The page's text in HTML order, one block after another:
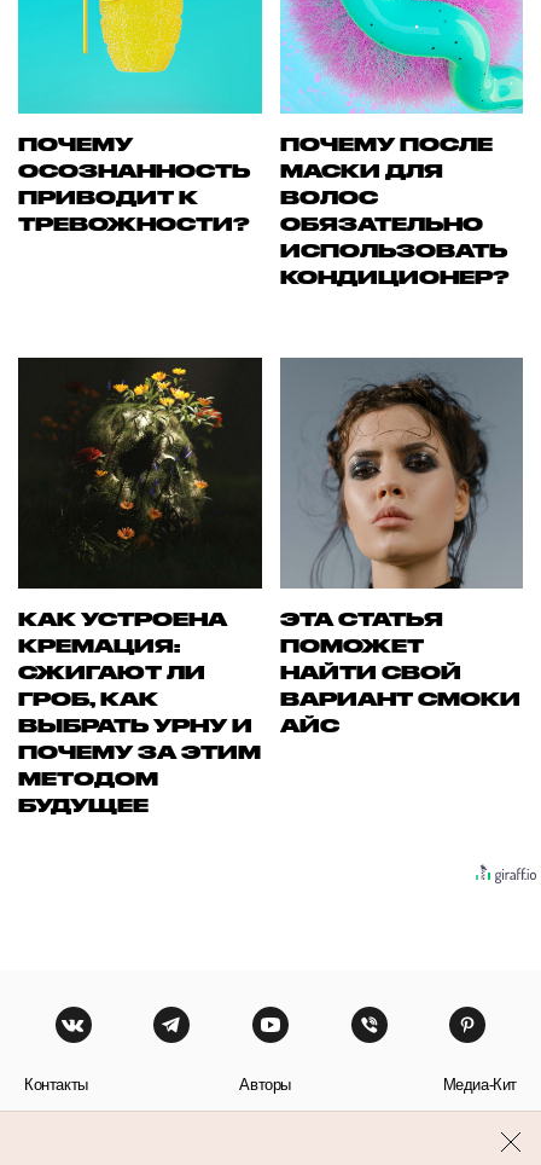
ПОЧЕМУ
ОСОЗНАННОСТЬ
ПРИВОДИТ К
ТРЕВОЖНОСТИ?
ПОЧЕМУ ПОСЛЕ
МАСКИ ДЛЯ
ВОЛОС
ОБЯЗАТЕЛЬНО
ИСПОЛЬЗОВАТЬ
КОНДИЦИОНЕР?
КАК УСТРОЕНА
КРЕМАЦИЯ:
СЖИГАЮТ ЛИ
ГРОБ, КАК
ВЫБРАТЬ УРНУ И
ПОЧЕМУ ЗА ЭТИМ
МЕТОДОМ
БУДУЩЕЕ
ЭТА СТАТЬЯ
ПОМОЖЕТ
НАЙТИ СВОЙ
ВАРИАНТ СМОКИ
АЙС
Контакты Авторы Медиа-Кит